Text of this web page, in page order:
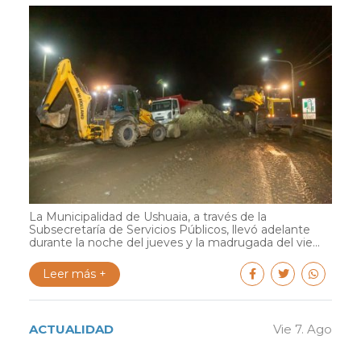
La Municipalidad de Ushuaia, a través de la
Subsecretaría de Servicios Públicos, llevó adelante
durante la noche del jueves y la madrugada del vie...
Leer más +
ACTUALIDAD Vie 7. Ago